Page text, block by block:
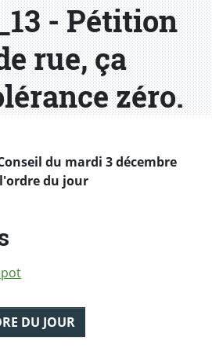
- Pétition
rue, ça
zéro.
du mardi 3 décembre
du jour
DU JOUR